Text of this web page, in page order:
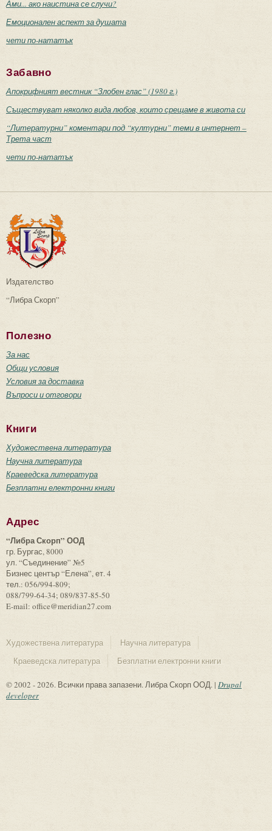
Ами... ако наистина се случи?
Емоционален аспект за душата
чети по-нататък
Забавно
Апокрифният вестник “Злобен глас” (1980 г.)
Съществуват няколко вида любов, които срещаме в живота си
“Литературни” коментари под “културни” теми в интернет –
Трета част
чети по-нататък
Издателство
“Либра Скорп”
Полезно
За нас
Общи условия
Условия за доставка
Въпроси и отговори
Книги
Художествена литература
Научна литература
Краеведска литература
Безплатни електронни книги
Адрес
“Либра Скорп” ООД
гр. Бургас, 8000
ул. “Съединение” №5
Бизнес център “Елена”, ет. 4
тел.: 056/994-809;
088/799-64-34; 089/837-85-50
E-mail: office@meridian27.com
Художествена литература
Научна литература
Краеведска литература
Безплатни електронни книги
© 2002 - 2026. Всички права запазени. Либра Скорп ООД. | Drupal
developer